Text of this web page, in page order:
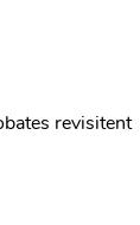
revisitent